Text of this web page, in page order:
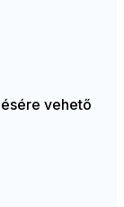
vehető